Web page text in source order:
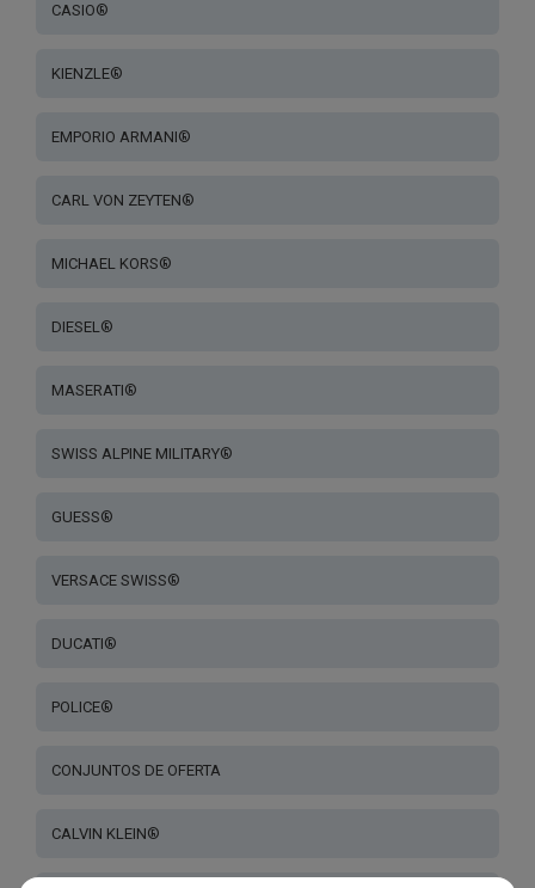
CASIO®
KIENZLE®
EMPORIO ARMANI®
CARL VON ZEYTEN®
MICHAEL KORS®
DIESEL®
MASERATI®
SWISS ALPINE MILITARY®
GUESS®
VERSACE SWISS®
DUCATI®
POLICE®
CONJUNTOS DE OFERTA
CALVIN KLEIN®